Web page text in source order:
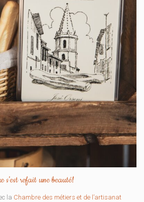
s’est refait une beauté!
la Chambre des métiers et de l’artisanat